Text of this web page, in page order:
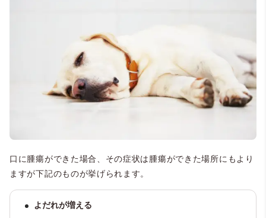
口に腫瘍ができた場合、その症状は腫瘍ができた場所にもより
ますが下記のものが挙げられます。
よだれが増える